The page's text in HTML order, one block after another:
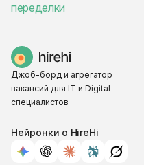
переделки
Джоб-борд и агрегатор
вакансий для IT и Digital-
специалистов
Нейронки о HireHi